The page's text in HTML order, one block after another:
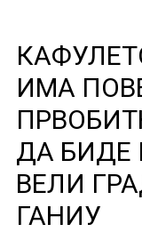
ИМА
ДА БИДЕ
ВЕЛИ
ГАНИУ